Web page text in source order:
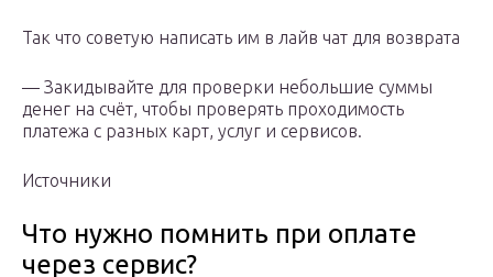
Так что советую написать им в лайв чат для возврата
— Закидывайте для проверки небольшие суммы
денег на счёт, чтобы проверять проходимость
платежа с разных карт, услуг и сервисов.
Источники
Что нужно помнить при оплате
через сервис?